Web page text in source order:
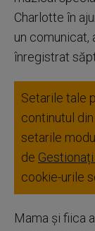
Charlotte în
un comunicat,
înregistrat
Setarile tale
continutul
setarile
de
cookie-urile
Mama şi fiica